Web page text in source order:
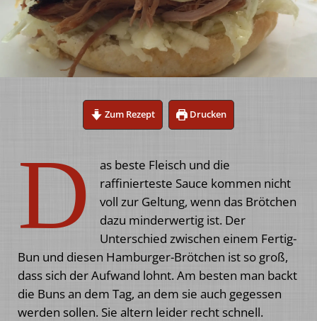
Zum Rezept Drucken
D
as beste Fleisch und die
raffinierteste Sauce kommen nicht
voll zur Geltung, wenn das Brötchen
dazu minderwertig ist. Der
Unterschied zwischen einem Fertig-
Bun und diesen Hamburger-Brötchen ist so groß,
dass sich der Aufwand lohnt. Am besten man backt
die Buns an dem Tag, an dem sie auch gegessen
werden sollen. Sie altern leider recht schnell.